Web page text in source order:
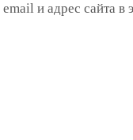
и адрес сайта